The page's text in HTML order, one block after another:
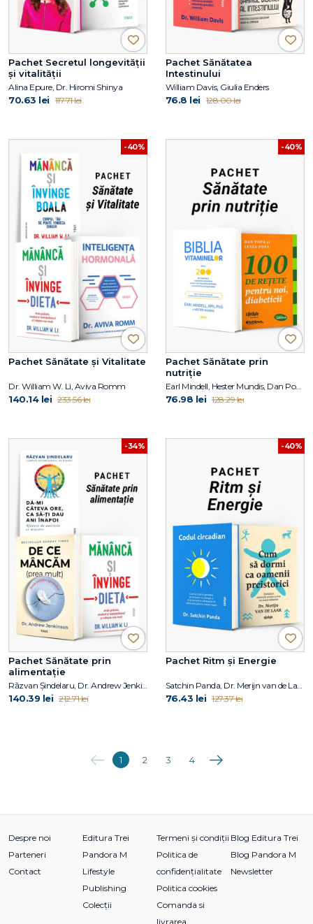
Pachet Secretul longevității
și vitalității
Alina Epure, Dr. Hiromi Shinya
70.63 lei 117.71 lei
Pachet Sănătatea
Intestinului
William Davis, Giulia Enders
76.8 lei 128.00 lei
-40%
Pachet Sănătate și Vitalitate
Dr. William W. Li, Aviva Romm
140.14 lei 233.56 lei
-40%
Pachet Sănătate prin
nutriție
Earl Mindell, Hester Mundis, Dan Popa, Luiza Popa
76.98 lei 128.29 lei
-34%
Pachet Sănătate prin
alimentație
Răzvan Șindelaru, Dr. Andrew Jenkinson, Dr. William W. Li
140.39 lei 212.71 lei
-40%
Pachet Ritm și Energie
Satchin Panda, Dr. Merijn van de Laar
76.43 lei 127.37 lei
Anterioara
1 2 3 4 Următoarea
Despre noi
Parteneri
Contact
Editura Trei
Pandora M
Lifestyle
Publishing
Colecții
Termeni și condiții
Politica de
confidențialitate
Politica cookies
Comanda si
livrarea
Blog Editura Trei
Blog Pandora M
Newsletter